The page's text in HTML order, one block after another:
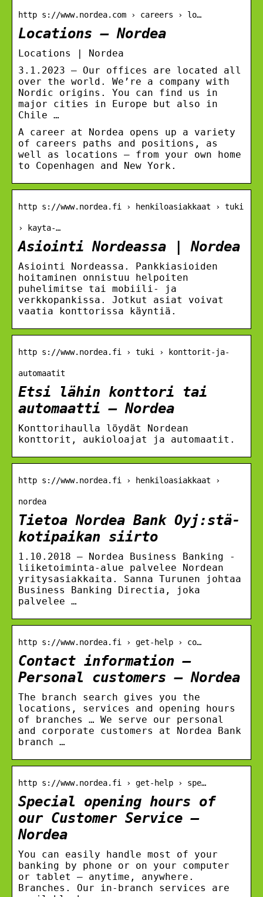
http s://www.nordea.com › careers › lo…
Locations – Nordea
Locations | Nordea
3.1.2023 — Our offices are located all
over the world. We’re a company with
Nordic origins. You can find us in
major cities in Europe but also in
Chile …
A career at Nordea opens up a variety
of careers paths and positions, as
well as locations – from your own home
to Copenhagen and New York.
http s://www.nordea.fi › henkiloasiakkaat › tuki
› kayta-…
Asiointi Nordeassa | Nordea
Asiointi Nordeassa. Pankkiasioiden
hoitaminen onnistuu helpoiten
puhelimitse tai mobiili- ja
verkkopankissa. Jotkut asiat voivat
vaatia konttorissa käyntiä.
http s://www.nordea.fi › tuki › konttorit-ja-
automaatit
Etsi lähin konttori tai
automaatti – Nordea
Konttorihaulla löydät Nordean
konttorit, aukioloajat ja automaatit.
http s://www.nordea.fi › henkiloasiakkaat ›
nordea
Tietoa Nordea Bank Oyj:stä-
kotipaikan siirto
1.10.2018 — Nordea Business Banking -
liiketoiminta-alue palvelee Nordean
yritysasiakkaita. Sanna Turunen johtaa
Business Banking Directia, joka
palvelee …
http s://www.nordea.fi › get-help › co…
Contact information –
Personal customers – Nordea
The branch search gives you the
locations, services and opening hours
of branches … We serve our personal
and corporate customers at Nordea Bank
branch …
http s://www.nordea.fi › get-help › spe…
Special opening hours of
our Customer Service –
Nordea
You can easily handle most of your
banking by phone or on your computer
or tablet – anytime, anywhere.
Branches. Our in-branch services are